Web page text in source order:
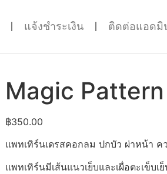
แจ้งชำระเงิน ติดต่อแอดมิ
Magic
฿350.00
แพทเทิร์นเดรสคอกลม ปกบัว ผ่าหน้า ค
แพทเทิร์นมีเส้นแนวเย็บและเผื่อตะเข็บเ